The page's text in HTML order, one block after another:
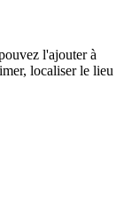
l'ajouter à
localiser le lieu